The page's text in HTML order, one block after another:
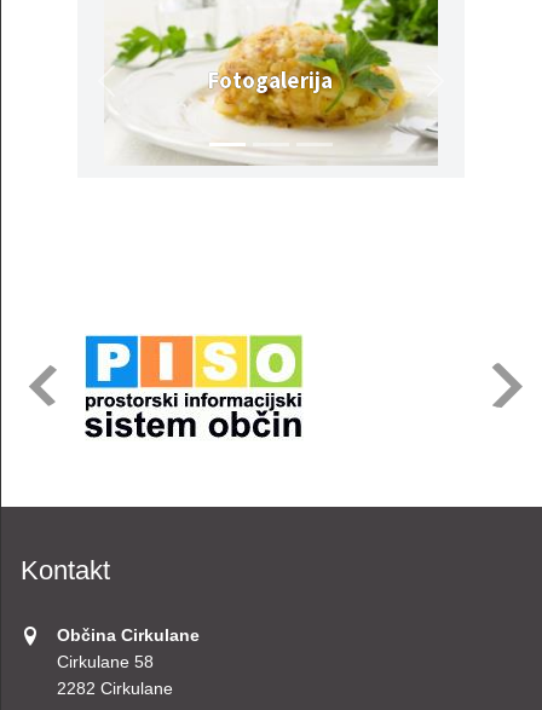
Fotogalerija
Kontakt
Občina Cirkulane
Cirkulane 58
2282 Cirkulane